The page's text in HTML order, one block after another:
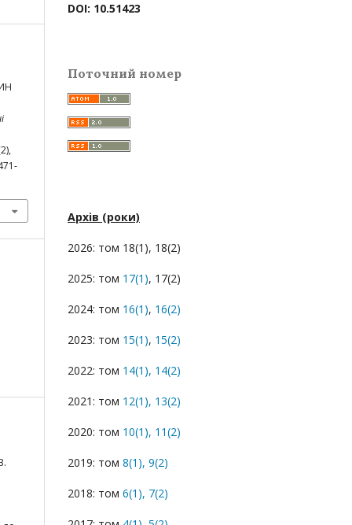
DOI: 10.51423
Поточний номер
Архів (роки)
2026: том 18(1), 18(2)
2025: том 17(1), 17(2)
2024: том 16(1), 16(2)
2023: том 15(1), 15(2)
2022: том 14(1), 14(2)
2021: том 12(1), 13(2)
2020: том 10(1), 11(2)
2019: том 8(1), 9(2)
2018: том 6(1), 7(2)